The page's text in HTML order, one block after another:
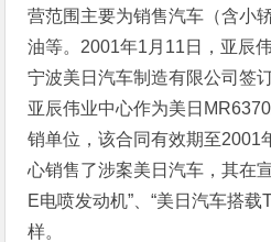
营范围主要为销售汽车（含小
油等。2001年1月11日，亚辰
宁波美日汽车制造有限公司签
亚辰伟业中心作为美日
销单位，该合同有效期至2001
心销售了涉案美日汽车，其在
E电喷发动机”、“美日汽车搭载
样。